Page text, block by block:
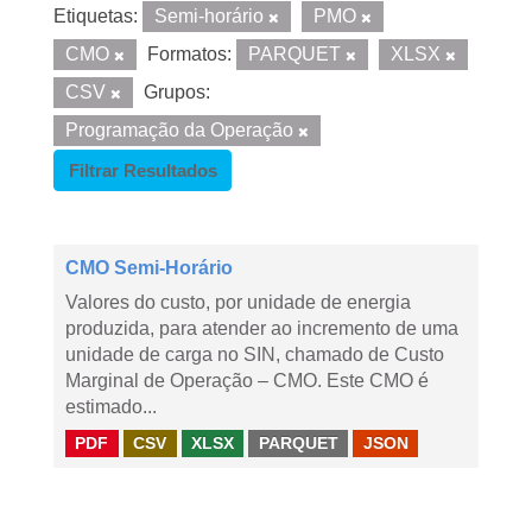
Etiquetas: Semi-horário
PMO
CMO
Formatos: PARQUET
XLSX
CSV
Grupos:
Programação da Operação
Filtrar Resultados
CMO Semi-Horário
Valores do custo, por unidade de energia
produzida, para atender ao incremento de uma
unidade de carga no SIN, chamado de Custo
Marginal de Operação – CMO. Este CMO é
estimado...
PDF CSV XLSX PARQUET JSON